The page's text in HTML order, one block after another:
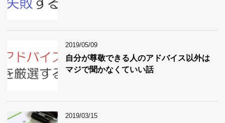
2019/05/09
自分が尊敬できる人のアドバイス以外は
マジで聞かなくていい話
2019/03/15